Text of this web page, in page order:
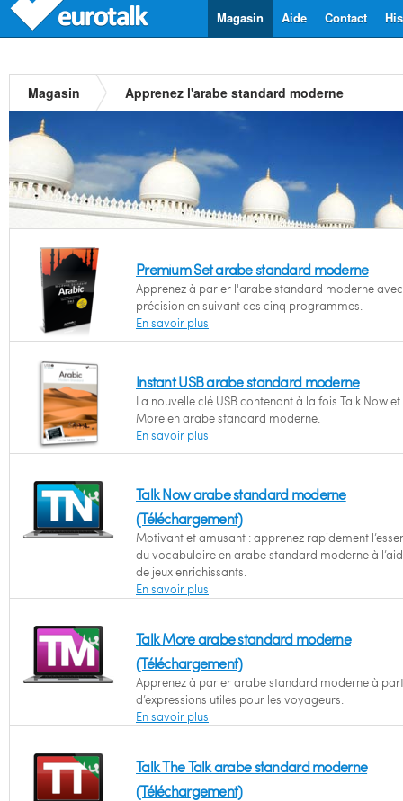
Contact
Aide
Magasin
Magasin Apprenez l'arabe standard moderne
Premium Set arabe standard moderne
Apprenez à parler l'arabe standard moderne avec
précision en suivant ces cinq programmes.
En savoir plus
Instant USB arabe standard moderne
La nouvelle clé USB contenant à la fois Talk Now et
More en arabe standard moderne.
En savoir plus
Talk Now arabe standard moderne
(Téléchargement)
Motivant et amusant : apprenez rapidement
du vocabulaire en arabe standard moderne à
de jeux enrichissants.
En savoir plus
Talk More arabe standard moderne
(Téléchargement)
Apprenez à parler arabe standard moderne à
d’expressions utiles pour les voyageurs.
En savoir plus
Talk The Talk arabe standard moderne
(Téléchargement)